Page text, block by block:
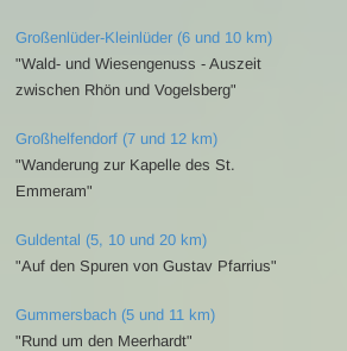
Großenlüder-Kleinlüder (6 und 10 km)
"Wald- und Wiesengenuss - Auszeit
zwischen Rhön und Vogelsberg"
Großhelfendorf (7 und 12 km)
"Wanderung zur Kapelle des St.
Emmeram"
Guldental (5, 10 und 20 km)
"Auf den Spuren von Gustav Pfarrius"
Gummersbach (5 und 11 km)
"Rund um den Meerhardt"